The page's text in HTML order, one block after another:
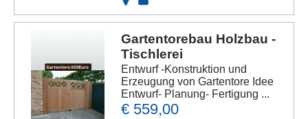
Gartentorebau Holzbau -
Tischlerei
Entwurf -Konstruktion und
Erzeugung von Gartentore Idee
Entwurf- Planung- Fertigung ...
€ 559,00